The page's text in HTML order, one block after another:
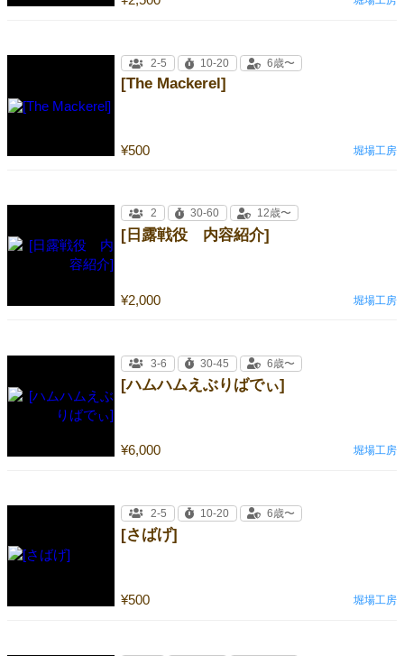
[The Mackerel]
¥500
2-5 10-20 6歳〜
堀場工房
[日露戦役 内容紹介]
¥2,000
2 30-60 12歳〜
堀場工房
[ハムハムえぶりばでぃ]
¥6,000
3-6 30-45 6歳〜
堀場工房
[さばげ]
¥500
2-5 10-20 6歳〜
堀場工房